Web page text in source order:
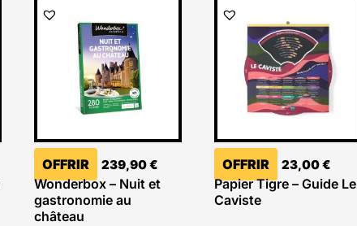
OFFRIR 239,90€
Wonderbox – Nuit et
gastronomie au
château
OFFRIR 23,00€
Papier Tigre – Guide Le
Caviste